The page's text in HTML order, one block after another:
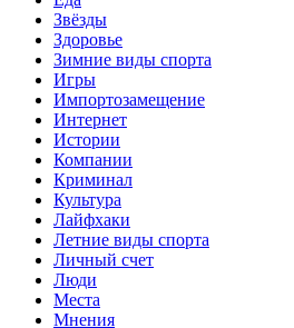
Звёзды
Здоровье
Зимние виды спорта
Игры
Импортозамещение
Интернет
Истории
Компании
Криминал
Культура
Лайфхаки
Летние виды спорта
Личный счет
Люди
Места
Мнения